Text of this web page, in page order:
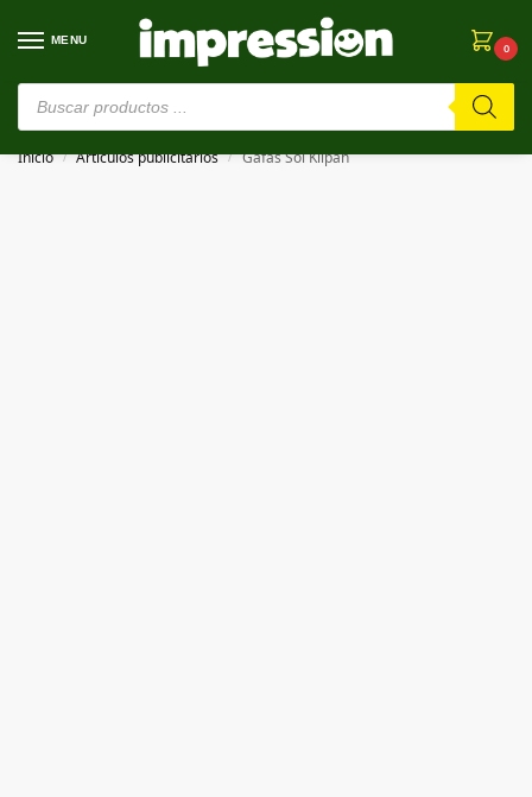
MENU
0
⚠️ Estamos en pruebas. Si algo falla, ¡Perdón!⚠️
Inicio / Artículos publicitarios / Gafas Sol Kilpan